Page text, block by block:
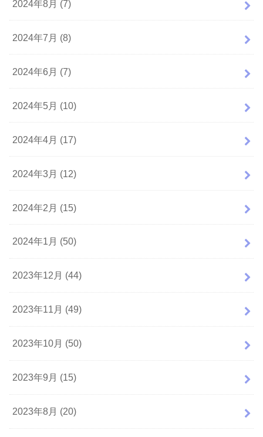
2024年8月 (7)
2024年7月 (8)
2024年6月 (7)
2024年5月 (10)
2024年4月 (17)
2024年3月 (12)
2024年2月 (15)
2024年1月 (50)
2023年12月 (44)
2023年11月 (49)
2023年10月 (50)
2023年9月 (15)
2023年8月 (20)